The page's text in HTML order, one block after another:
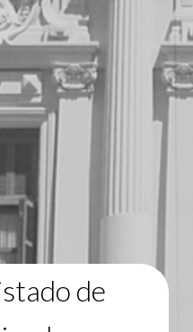
Física
Geociencias
Informática
Matemática
Estudiantes
Egresados
de